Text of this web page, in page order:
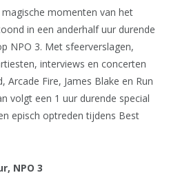
momenten van het
in een anderhalf uur durende
NPO 3. Met sfeerverslagen,
interviews en concerten
Arcade Fire, James Blake en Run
volgt een 1 uur durende special
episch optreden tijdens Best
NPO 3